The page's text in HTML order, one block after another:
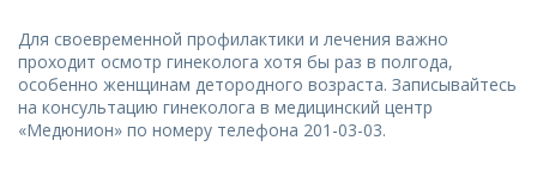
Для своевременной профилактики и лечения важно
проходит осмотр гинеколога хотя бы раз в полгода,
особенно женщинам детородного возраста. Записывайтесь
на консультацию гинеколога в медицинский центр
«Медюнион» по номеру телефона 201-03-03.